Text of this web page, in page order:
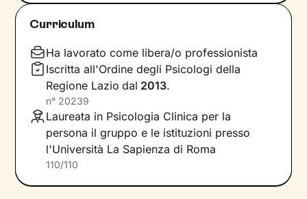
riproposte nelle relazioni successive.
che in età adulta si attivano in maniera
automatica - è la chiave per innescare il
cambiamento.
Conoscere noi stessi significaportare alla luce
ciò che per tanto tempo è rimasto dietro le
quinte: raggiungere questo tipo di
consapevolezza è il primo passo necessario
Curriculum
Ha lavorato come libera/o professionista
Iscritta all'Ordine degli Psicologi della
Regione Lazio dal 2013.
n° 20239
Laureata in Psicologia Clinica per la
persona il gruppo e le istituzioni presso
l'Università La Sapienza di Roma
110/110